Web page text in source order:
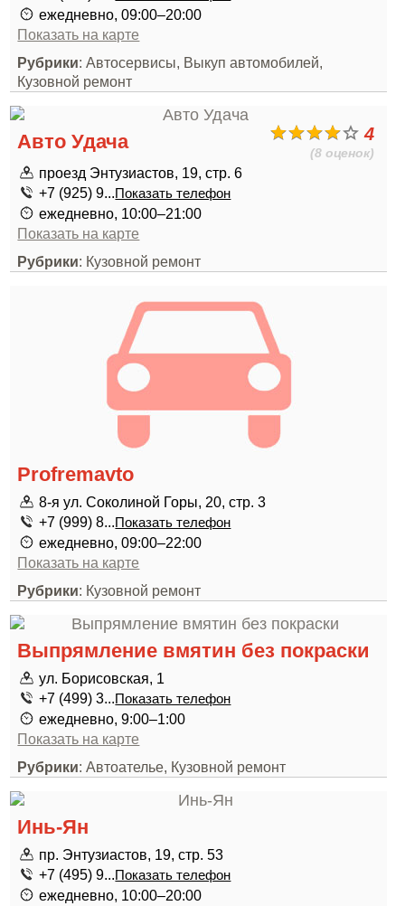
ежедневно, 09:00–20:00
Показать на карте
Рубрики: Автосервисы, Выкуп автомобилей,
Кузовной ремонт
4
(8 оценок)
Авто Удача
проезд Энтузиастов, 19, стр. 6
+7 (925) 9...Показать телефон
ежедневно, 10:00–21:00
Показать на карте
Рубрики: Кузовной ремонт
Profremavto
8-я ул. Соколиной Горы, 20, стр. 3
+7 (999) 8...Показать телефон
ежедневно, 09:00–22:00
Показать на карте
Рубрики: Кузовной ремонт
Выпрямление вмятин без покраски
ул. Борисовская, 1
+7 (499) 3...Показать телефон
ежедневно, 9:00–1:00
Показать на карте
Рубрики: Автоателье, Кузовной ремонт
Инь-Ян
пр. Энтузиастов, 19, стр. 53
+7 (495) 9...Показать телефон
ежедневно, 10:00–20:00